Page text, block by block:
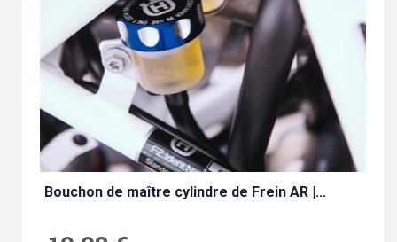
Bouchon de maître cylindre de Frein AR |...